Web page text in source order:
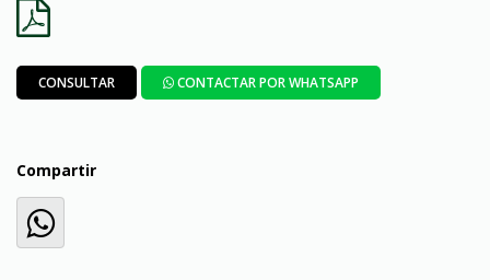
CONSULTAR CONTACTAR POR WHATSAPP
Compartir